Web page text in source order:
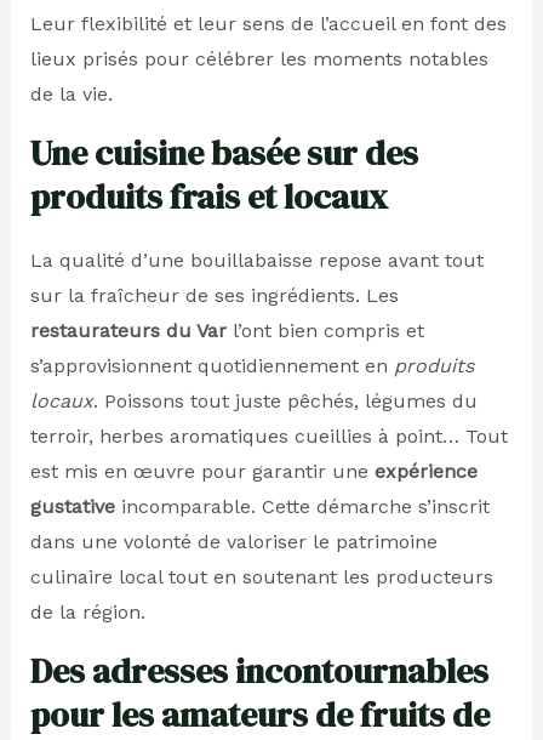
Leur flexibilité et leur sens de l’accueil en font des
lieux prisés pour célébrer les moments notables
de la vie.
Une cuisine basée sur des
produits frais et locaux
La qualité d’une bouillabaisse repose avant tout
sur la fraîcheur de ses ingrédients. Les
restaurateurs du Varl’ont bien compris et
s’approvisionnent quotidiennement en produits
locaux. Poissons tout juste pêchés, légumes du
terroir, herbes aromatiques cueillies à point… Tout
est mis en œuvre pour garantir une expérience
gustativeincomparable. Cette démarche s’inscrit
dans une volonté de valoriser le patrimoine
culinaire local tout en soutenant les producteurs
de la région.
Des adresses incontournables
pour les amateurs de fruits de